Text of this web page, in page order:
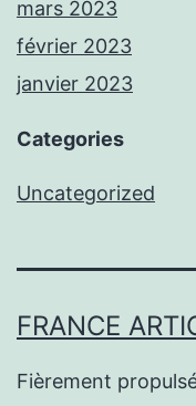
mars 2023
février 2023
janvier 2023
Categories
Uncategorized
FRANCE
Fièrement